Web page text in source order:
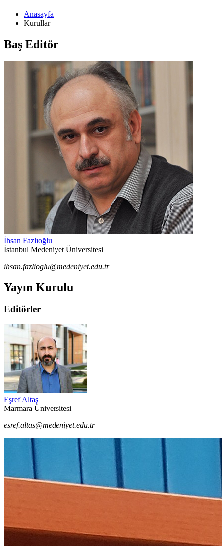
Anasayfa
Kurullar
Baş Editör
İhsan Fazlıoğlu
İstanbul Medeniyet Üniversitesi
ihsan.fazlioglu@medeniyet.edu.tr
Yayın Kurulu
Editörler
Eşref Altaş
Marmara Üniversitesi
esref.altas@medeniyet.edu.tr